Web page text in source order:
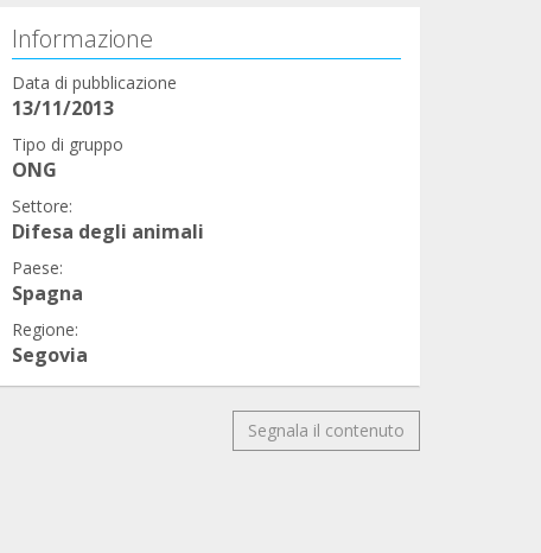
Informazione
Data di pubblicazione
13/11/2013
Tipo di gruppo
ONG
Settore:
Difesa degli animali
Paese:
Spagna
Regione:
Segovia
Segnala il contenuto